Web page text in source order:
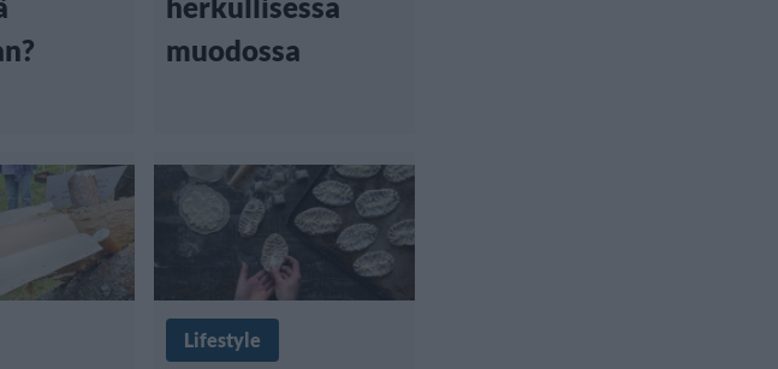
muodossa
Lifestyle